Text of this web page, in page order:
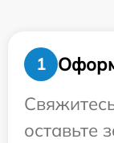
1
оставьте